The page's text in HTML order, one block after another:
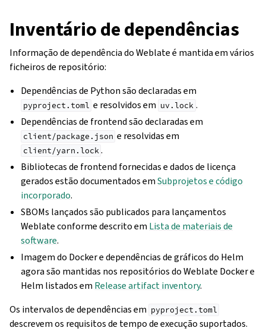
Inventário de dependências
Informação de dependência do Weblate é mantida em vários
ficheiros de repositório:
Dependências de Python são declaradas em
pyproject.toml e resolvidos em uv.lock .
Dependências de frontend são declaradas em
client/package.json e resolvidas em
client/yarn.lock .
Bibliotecas de frontend fornecidas e dados de licença
gerados estão documentados emSubprojetos e código
incorporado.
SBOMs lançados são publicados para lançamentos
Weblate conforme descrito em Lista de materiais de
software.
Imagem do Docker e dependências de gráficos do Helm
agora são mantidas nos repositórios do Weblate Docker e
Helm listados em Release artifact inventory.
Os intervalos de dependências em pyproject.toml
descrevem os requisitos de tempo de execução suportados.